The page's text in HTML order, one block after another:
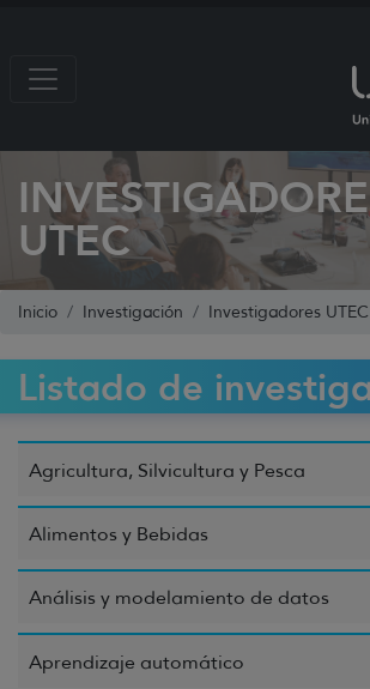
UTEC
Inicio Investigación Investigadores UTEC
Listado de
Agricultura, Silvicultura y Pesca
Alimentos y Bebidas
Análisis y modelamiento de datos
Aprendizaje automático